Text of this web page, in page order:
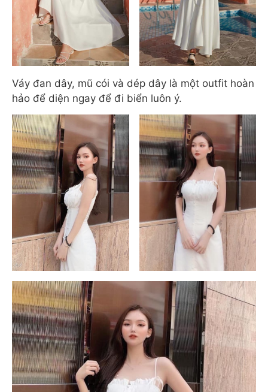
Váy đan dây, mũ cói và dép dây là một outfit hoàn
hảo để diện ngay để đi biển luôn ý.